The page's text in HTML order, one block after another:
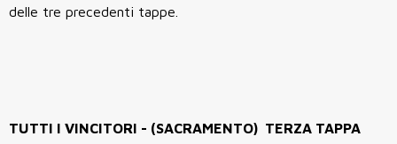
delle tre precedenti tappe.
TUTTI I VINCITORI - (SACRAMENTO) TERZA TAPPA